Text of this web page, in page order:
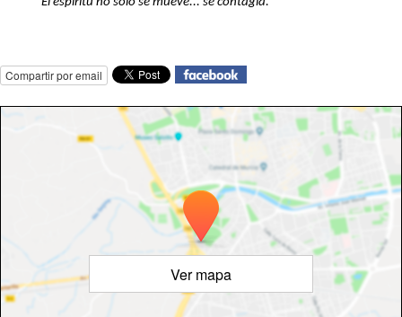
Compartir por email
Ver mapa